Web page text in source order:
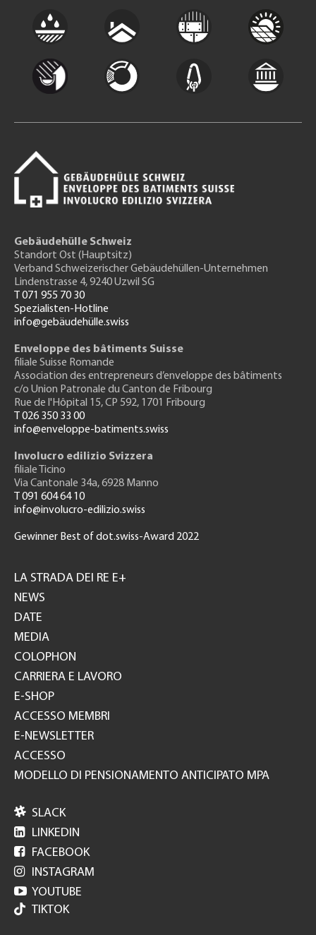
Gebäudehülle Schweiz
Standort Ost (Hauptsitz)
Verband Schweizerischer Gebäudehüllen-Unternehmen
Lindenstrasse 4, 9240 Uzwil SG
T 071 955 70 30
Spezialisten-Hotline
info@gebäudehülle.swiss
Enveloppe des bâtiments Suisse
filiale Suisse Romande
Association des entrepreneurs d’enveloppe des bâtiments
c/o Union Patronale du Canton de Fribourg
Rue de l'Hôpital 15, CP 592, 1701 Fribourg
T 026 350 33 00
info@enveloppe-batiments.swiss
Involucro edilizio Svizzera
filiale Ticino
Via Cantonale 34a, 6928 Manno
T 091 604 64 10
info@involucro-edilizio.swiss
Gewinner Best of dot.swiss-Award 2022
GH
LA STRADA DEI RE E+
NEWS
DATE
MEDIA
COLOPHON
CARRIERA E LAVORO
E-SHOP
ACCESSO MEMBRI
E-NEWSLETTER
ACCESSO
MODELLO DI PENSIONAMENTO ANTICIPATO MPA
 SLACK
 LINKEDIN
 FACEBOOK
 INSTAGRAM
 YOUTUBE
TIKTOK